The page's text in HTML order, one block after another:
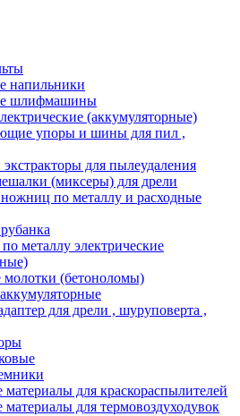
напильники
шлифмашины
(аккумуляторные)
упоры и шины для пил ,
для пылеудаления
(миксеры) для дрели
по металлу и расходные
металлу электрические
(бетоноломы)
для дрели , шуруповерта ,
материалы для краскораспылителей
материалы для термовоздуходувок